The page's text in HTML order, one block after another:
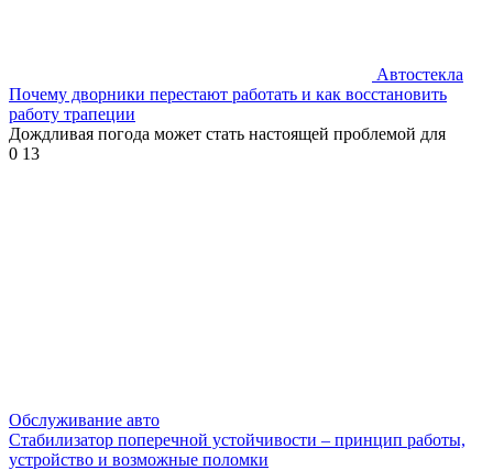
Автостекла
Почему дворники перестают работать и как восстановить
работу трапеции
Дождливая погода может стать настоящей проблемой для
0 13
Обслуживание авто
Стабилизатор поперечной устойчивости – принцип работы,
устройство и возможные поломки